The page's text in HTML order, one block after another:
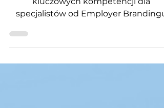
Z mojej perspektywy jedną z
kluczowych kompetencji dla
specjalistów od Employer Brandingu